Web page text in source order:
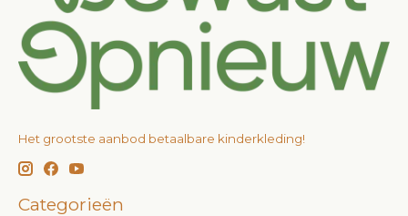
Het grootste aanbod betaalbare kinderkleding!
Categorieën